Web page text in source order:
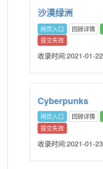
沙漠绿洲
网页入口 回顾详情
提交失效
收录时间:2021-01-22
Cyberpunks
网页入口 回顾详情
提交失效
收录时间:2021-01-23